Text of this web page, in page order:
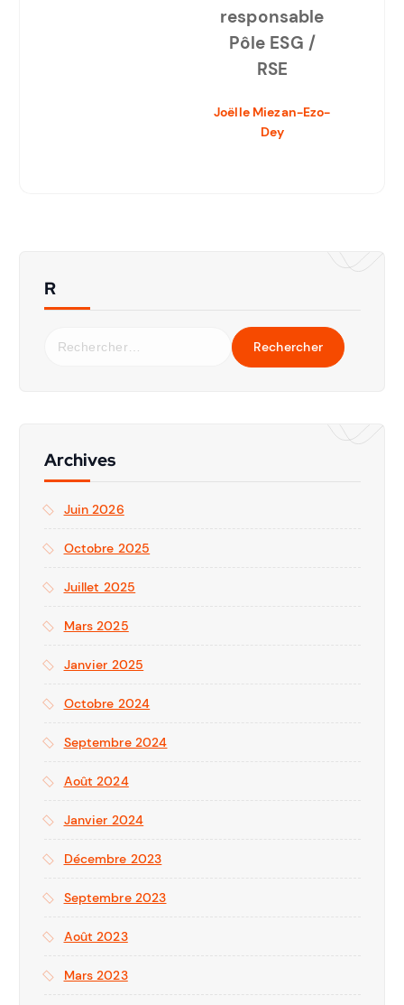
responsable
Pôle ESG /
RSE
Joëlle Miezan-Ezo-
Dey
R
Archives
Juin 2026
Octobre 2025
Juillet 2025
Mars 2025
Janvier 2025
Octobre 2024
Septembre 2024
Août 2024
Janvier 2024
Décembre 2023
Septembre 2023
Août 2023
Mars 2023